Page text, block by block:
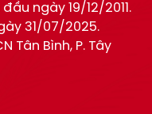
ngày 19/12/2011.
31/07/2025.
Tân Bình, P. Tây